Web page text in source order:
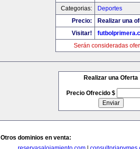
Categorias:
Deportes
Precio:
Realizar una
Visitar!
Serán consideradas
Realizar una Oferta
Precio Ofrecido $
Otros dominios en venta: